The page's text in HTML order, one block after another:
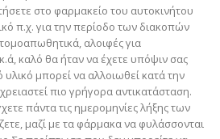
στο φαρμακείο του αυτοκινήτου
π.χ. για την περίοδο των διακοπών
αλοιφές για
καλό θα ήταν να έχετε υπόψιν σας
υλικό μπορεί να αλλοιωθεί κατά την
πιο γρήγορα αντικατάσταση.
πάντα τις ημερομηνίες λήξης των
μαζί με τα φάρμακα να φυλάσσονται